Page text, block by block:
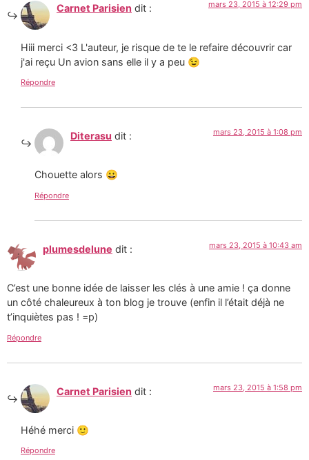
Carnet Parisien dit : mars 23, 2015 à 12:29 pm
Hiii merci <3 L'auteur, je risque de te le refaire découvrir car
j'ai reçu Un avion sans elle il y a peu 😉
Répondre
Diterasu dit : mars 23, 2015 à 1:08 pm
Chouette alors 😀
Répondre
plumesdelune dit : mars 23, 2015 à 10:43 am
C’est une bonne idée de laisser les clés à une amie ! ça donne
un côté chaleureux à ton blog je trouve (enfin il l’était déjà ne
t’inquiètes pas ! =p)
Répondre
Carnet Parisien dit : mars 23, 2015 à 1:58 pm
Héhé merci 🙂
Répondre